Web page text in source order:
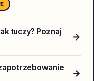
tuczy? Poznaj
→
→